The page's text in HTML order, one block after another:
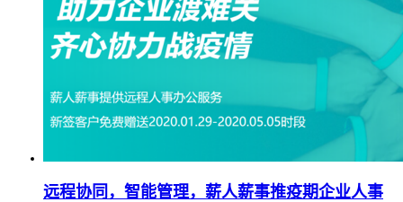
远程协同，智能管理，薪人薪事推疫期企业人事